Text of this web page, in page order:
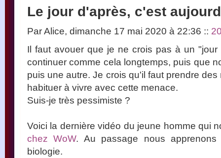
Le jour d'après, c'est
Par Alice, dimanche 17 mai 2020 à 22:36 ::
Il faut avouer que je ne crois pas à un
continuer comme cela longtemps, puis que
puis une autre. Je crois qu'il faut prendre
habituer à vivre avec cette menace.
Suis-je très pessimiste ?
Voici la dernière vidéo du jeune homme qui
chez WoW. Au passage nous
biologie.